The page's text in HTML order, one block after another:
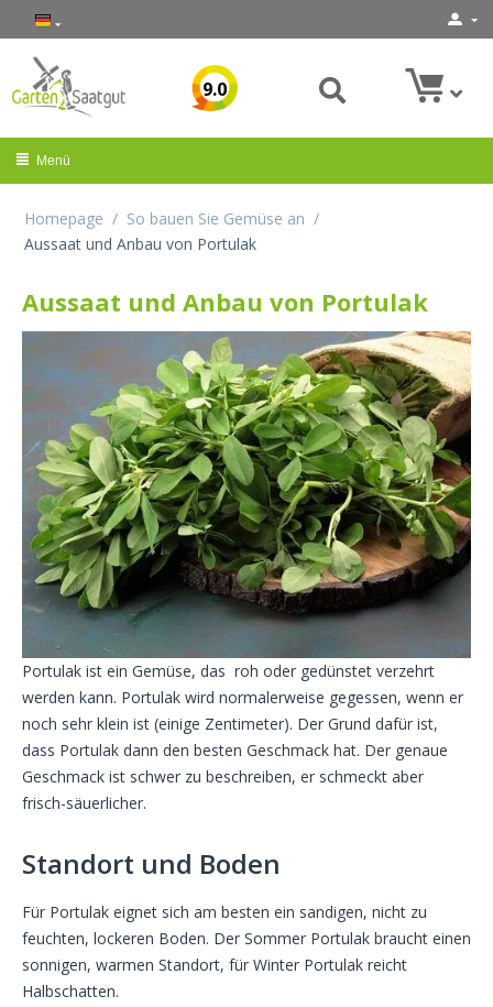
9.0
Menü
Homepage / So bauen Sie Gemüse an /
Aussaat und Anbau von Portulak
Aussaat und Anbau von Portulak
Portulak ist ein Gemüse, das roh oder gedünstet verzehrt
werden kann. Portulak wird normalerweise gegessen, wenn er
noch sehr klein ist (einige Zentimeter). Der Grund dafür ist,
dass Portulak dann den besten Geschmack hat. Der genaue
Geschmack ist schwer zu beschreiben, er schmeckt aber
frisch-säuerlicher.
Standort und Boden
Für Portulak eignet sich am besten ein sandigen, nicht zu
feuchten, lockeren Boden. Der Sommer Portulak braucht einen
sonnigen, warmen Standort, für Winter Portulak reicht
Halbschatten.